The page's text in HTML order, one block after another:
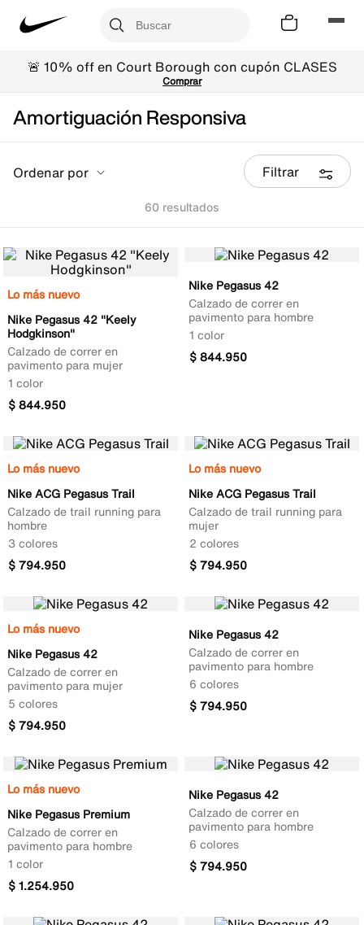
🚨 10% off en Court Borough con cupón CLASES
Comprar
Amortiguación Responsiva
Ordenar por Filtrar
60
Lo más nuevo
Nike Pegasus 42 "Keely
Hodgkinson"
Calzado de correr en
pavimento para mujer
1 color
$844.950
Nike Pegasus 42
Calzado de correr en
pavimento para hombre
1 color
$844.950
Lo más nuevo
Nike ACG Pegasus Trail
Calzado de trail running para
hombre
3 colores
$794.950
Lo más nuevo
Nike ACG Pegasus Trail
Calzado de trail running para
mujer
2 colores
$794.950
Lo más nuevo
Nike Pegasus 42
Calzado de correr en
pavimento para mujer
5 colores
$794.950
Nike Pegasus 42
Calzado de correr en
pavimento para hombre
6 colores
$794.950
Lo más nuevo
Nike Pegasus Premium
Calzado de correr en
pavimento para hombre
1 color
$1.254.950
Nike Pegasus 42
Calzado de correr en
pavimento para hombre
6 colores
$794.950